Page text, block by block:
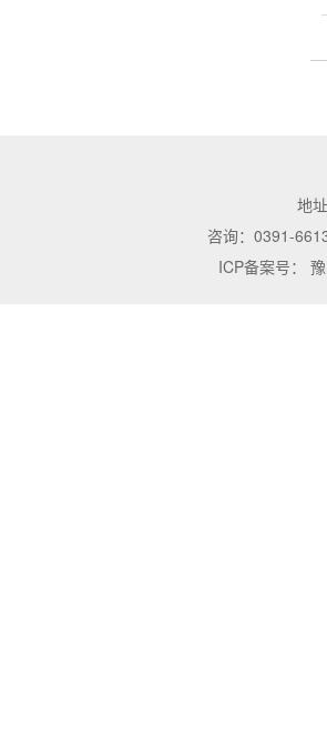
地
咨询：0391-
ICP备案号：